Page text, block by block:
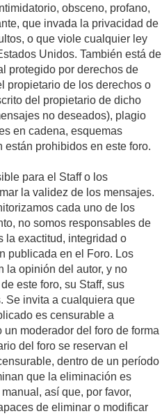
obsceno, profano,
que invada la privacidad de
o que viole cualquier ley
Unidos. También está de
protegido por derechos de
propietario de los derechos o
del propietario de dicho
no deseados), plagio
en cadena, esquemas
prohibidos en este foro.
para el Staff o los
la validez de los mensajes.
cada uno de los
no somos responsables de
la exactitud, integridad o
publicada en el Foro. Los
la opinión del autor, y no
este foro, su Staff, sus
Se invita a cualquiera que
es censurable a
moderador del foro de forma
del foro se reservan el
dentro de un período
que la eliminación es
así que, por favor,
de eliminar o modificar